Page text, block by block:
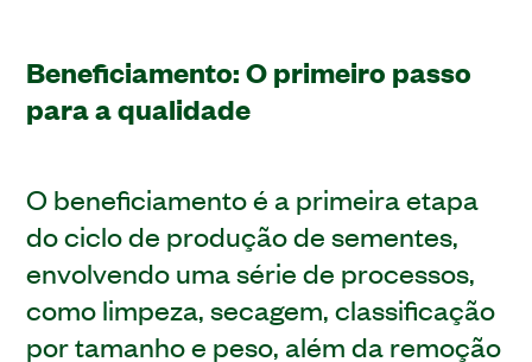
Beneficiamento: O primeiro passo
para a qualidade
O beneficiamento é a primeira etapa
do ciclo de produção de sementes,
envolvendo uma série de processos,
como limpeza, secagem, classificação
por tamanho e peso, além da remoção